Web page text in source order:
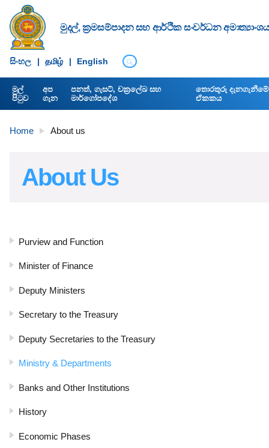
මුදල්, ක්‍රමසම්පාදන සහ ආර්ථික සංවර්ධන
සිංහ​ල | தமிழ் | English
මුල්
පිටුව
අප
ගැන
පනත්, ගැසට්, චක්‍රලේඛ සහ
මාර්ගෝපදේශ
තොරතුරු
ඒකකය
Home About us
About Us
Purview and Function
Minister of Finance
Deputy Ministers
Secretary to the Treasury
Deputy Secretaries to the Treasury
Ministry & Departments
Banks and Other Institutions
History
Economic Phases